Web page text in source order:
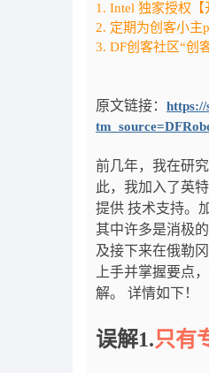
1. Intel 独家授权【
2. 定期为创客小主
3. DF创客社区“创
原文链接： https://
前几年，我在研
此，我加入了英
提供 技术支持。
其中许多是消极
及接下来在俄勒
上手并掌握要点
解。 详情如下！
误解1.只有